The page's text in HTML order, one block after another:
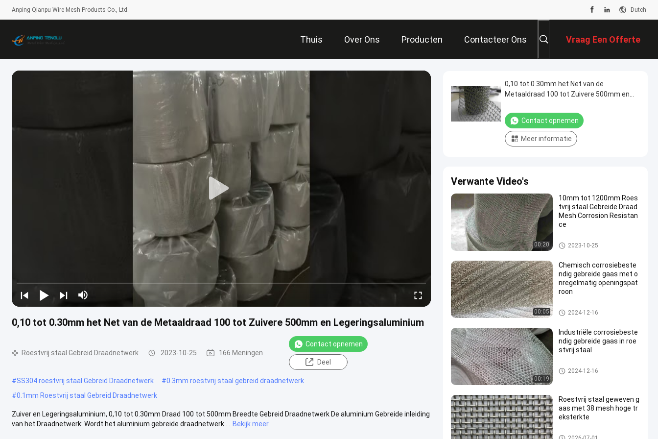
Anping Qianpu Wire Mesh Products Co., Ltd. Dutch
Thuis Over Ons Producten Contacteer Ons Vraag Een Offerte
0,10 tot 0.30mm het Net van de Metaaldraad 100 tot Zuivere 500mm en Legeringsaluminium
Roestvrij staal Gebreid Draadnetwerk 2023-10-25 166 Meningen
Contact opnemen
Deel
#SS304 roestvrij staal Gebreid Draadnetwerk #0.3mm roestvrij staal gebreid draadnetwerk
#0.1mm Roestvrij staal Gebreid Draadnetwerk
Zuiver en Legeringsaluminium, 0,10 tot 0.30mm Draad 100 tot 500mm Breedte Gebreid Draadnetwerk De aluminium Gebreide inleiding
van het Draadnetwerk: Wordt het aluminium gebreide draadnetwerk ...
Bekijk meer
0,10 tot 0.30mm het Net van de
Metaaldraad 100 tot Zuivere 500mm en
Contact opnemen
Meer informatie
Verwante Video's
00:20
10mm tot 1200mm Roes
tvrij staal Gebreide Draad
Mesh Corrosion Resistan
ce
Roestvrij staal Gebreid Draadn
etwerk
2023-10-25
00:05
Chemisch corrosiebeste
ndig gebreide gaas met o
nregelmatig openingspat
roon
Roestvrij staal Gebreid Draadn
etwerk
2024-12-16
00:19
Industriële corrosiebeste
ndig gebreide gaas in roe
stvrij staal
Roestvrij staal Gebreid Draadn
etwerk
2024-12-16
Roestvrij staal geweven g
aas met 38 mesh hoge tr
eksterkte
ss geweven draadnetwerk